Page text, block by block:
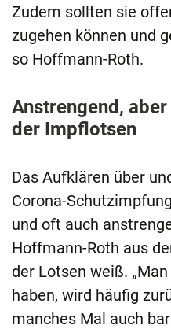
Zudem sollten sie
zugehen können und
so Hoffmann-Roth.
Anstrengend,
der Impflotsen
Das Aufklären über
Corona-
und oft auch
Hoffmann-Roth aus
der Lotsen weiß.
haben, wird häufig
manches Mal auch